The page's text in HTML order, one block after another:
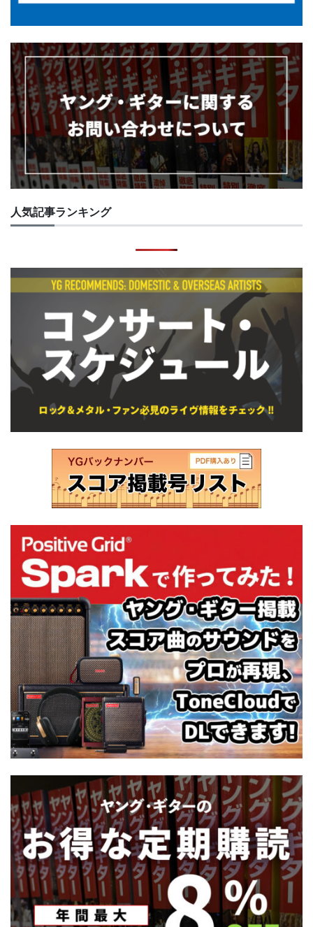
人気記事ランキング